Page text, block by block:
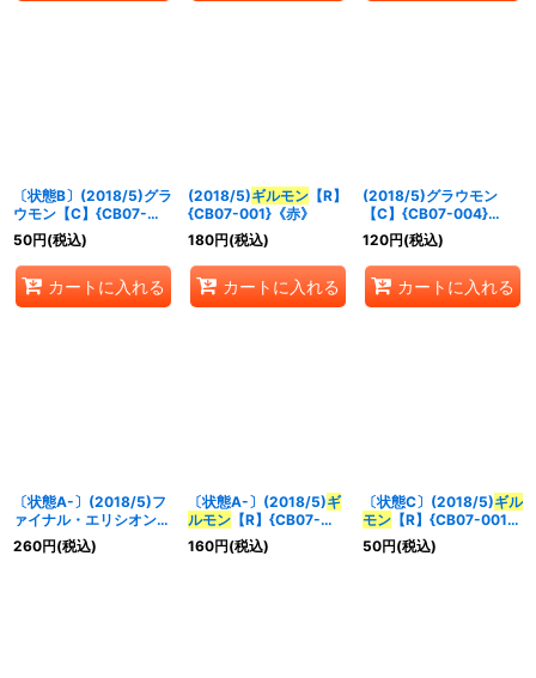
〔状態B〕(2018/5)グラ
ウモン【C】{CB07-
004}《赤》
50円(税込)
カートに入れる
(2018/5)ギルモン【R】
{CB07-001}《赤》
180円(税込)
カートに入れる
(2018/5)グラウモン
【C】{CB07-004}
《赤》
120円(税込)
カートに入れる
〔状態A-〕(2018/5)フ
ァイナル・エリシオン
【R】{CB07-058}
《赤》
260円(税込)
〔状態A-〕(2018/5)ギ
ルモン【R】{CB07-
001}《赤》
160円(税込)
〔状態C〕(2018/5)ギル
モン【R】{CB07-001}
《赤》
50円(税込)